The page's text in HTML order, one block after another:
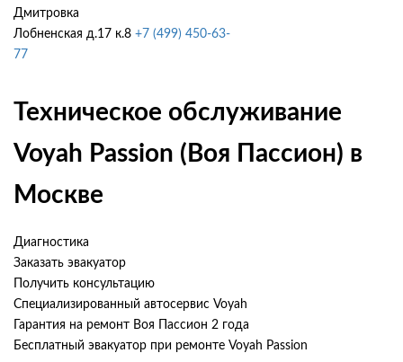
Дмитровка
Лобненская д.17 к.8 +7 (499) 450-63-
77
Техническое обслуживание
Voyah Passion (Воя Пассион) в
Москве
Диагностика
Заказать эвакуатор
Получить консультацию
Специализированный автосервис Voyah
Гарантия на ремонт Воя Пассион 2 года
Бесплатный эвакуатор при ремонте Voyah Passion